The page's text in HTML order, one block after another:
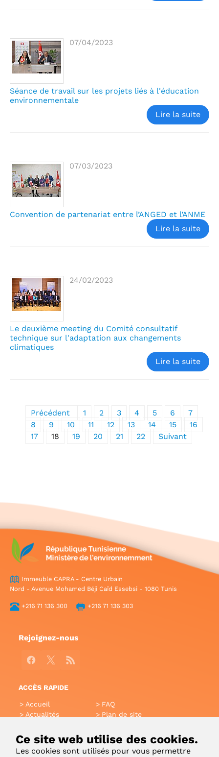
Ce site web utilise des cookies.
Les cookies sont utilisés pour vous permettre
07/04/2023
Séance de travail sur les projets liés à l'éducation
environnementale
Lire la suite
07/03/2023
Convention de partenariat entre l’ANGED et l’ANME
Lire la suite
24/02/2023
Le deuxième meeting du Comité consultatif
technique sur l'adaptation aux changements
climatiques
Lire la suite
Précédent 1 2 3 4 5 6
7
8
9 10 11 12 13 14 15
16
17
18 19 20 21 22 Suivant
Immeuble CAPRA - Centre Urbain
Nord - Avenue Mohamed Béji Caïd Essebsi - 1080 Tunis
+216 71 136 300 +216 71 136 303
Rejoignez-nous
Facebook
X RSS
ACCÈS RAPIDE
Accueil
Actualités
Glossaire
Liens utiles
FAQ
Plan de site
Intranet
Applications Mobiles